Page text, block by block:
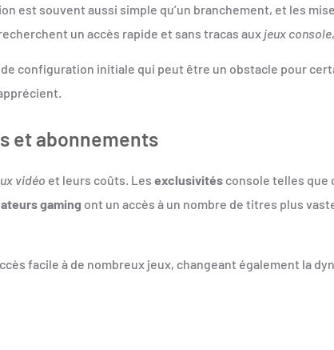
est souvent aussi simple qu’un branchement, et les
un accès rapide et sans tracas aux jeux console
configuration initiale qui peut être un obstacle pour
et abonnements
vidéo et leurs coûts. Les exclusivités console telles que
gaming ont un accès à un nombre de titres plus
facile à de nombreux jeux, changeant également la